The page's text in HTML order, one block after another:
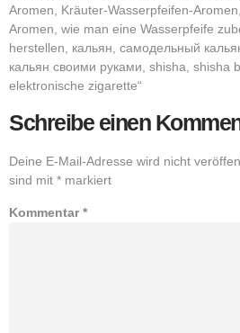
Aromen, Kräuter-Wasserpfeifen-
Aromen, wie man eine Wasserpfeife
herstellen, кальян, самодельный
кальян своими руками, shisha, shisha
elektronische zigarette“
Schreibe einen
Deine E-Mail-Adresse wird nicht
sind mit * markiert
Kommentar*